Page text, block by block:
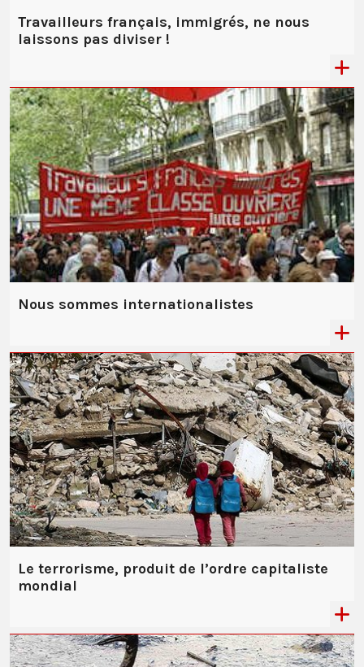
Travailleurs français, immigrés, ne nous
laissons pas diviser !
Nous sommes internationalistes
Le terrorisme, produit de l’ordre capitaliste
mondial